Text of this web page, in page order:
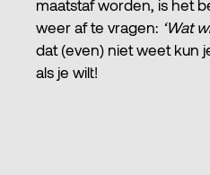
maatstaf worden, is het
weer af te vragen: ‘Wat
dat (even) niet weet kun
als je wilt!